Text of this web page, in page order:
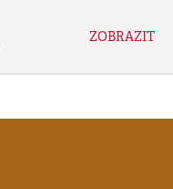
ZOBRAZIT